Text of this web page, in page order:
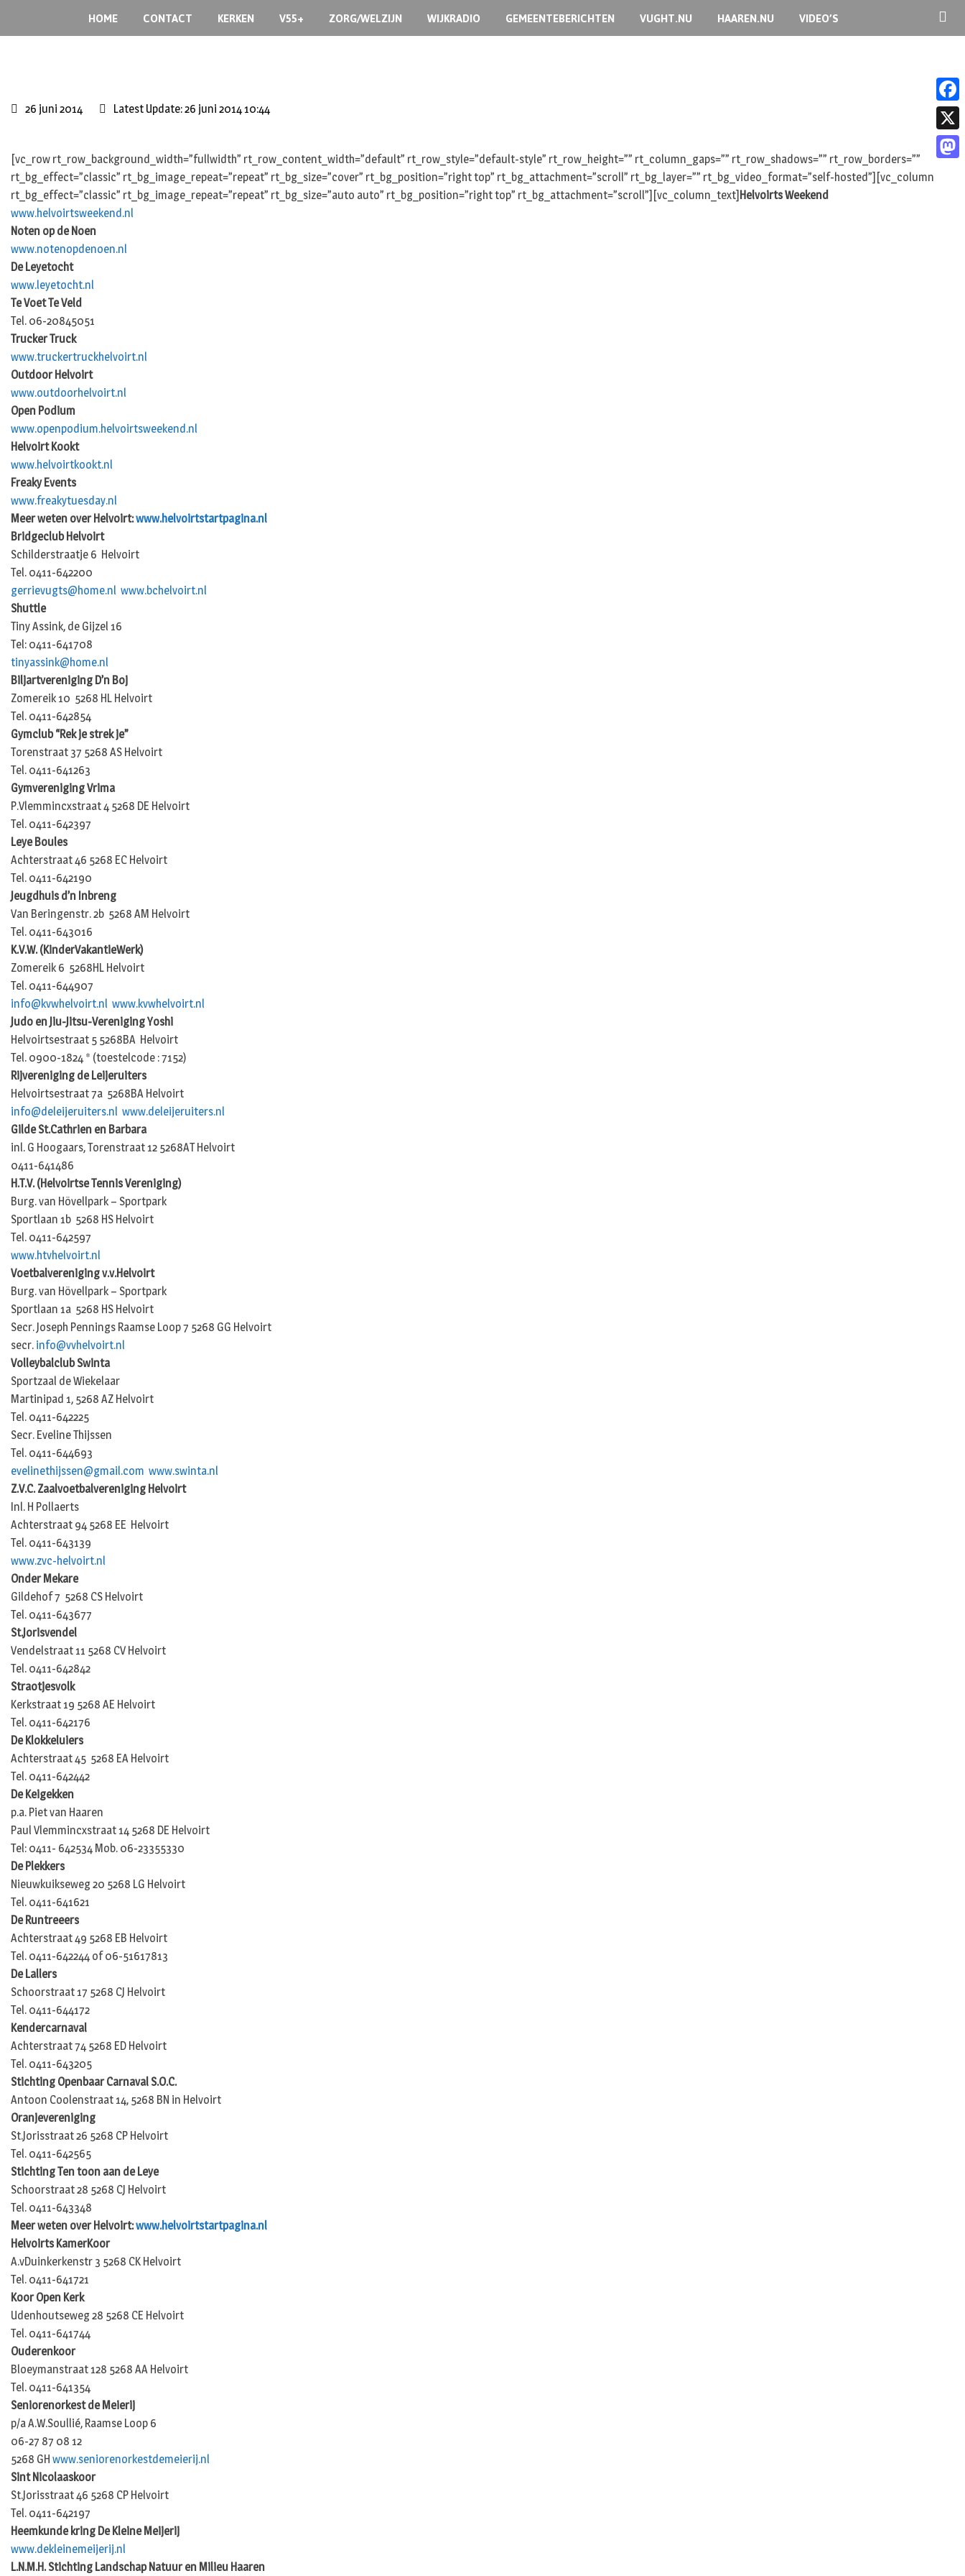
HOME CONTACT KERKEN V55+ ZORG/WELZIJN WIJKRADIO GEMEENTEBERICHTEN VUGHT.NU HAAREN.NU VIDEO’S
26 juni 2014 Latest Update: 26 juni 2014 10:44
[vc_row rt_row_background_width=”fullwidth” rt_row_content_width=”default” rt_row_style=”default-style” rt_row_height=”” rt_column_gaps=”” rt_row_shadows=”” rt_row_borders=””
rt_bg_effect=”classic” rt_bg_image_repeat=”repeat” rt_bg_size=”cover” rt_bg_position=”right top” rt_bg_attachment=”scroll” rt_bg_layer=”” rt_bg_video_format=”self-hosted”][vc_column
rt_bg_effect=”classic” rt_bg_image_repeat=”repeat” rt_bg_size=”auto auto” rt_bg_position=”right top” rt_bg_attachment=”scroll”][vc_column_text] Helvoirts Weekend
www.helvoirtsweekend.nl
Noten op de Noen
www.notenopdenoen.nl
De Leyetocht
www.leyetocht.nl
Te Voet Te Veld
Tel. 06-20845051
Trucker Truck
www.truckertruckhelvoirt.nl
Outdoor Helvoirt
www.outdoorhelvoirt.nl
Open Podium
www.openpodium.helvoirtsweekend.nl
Helvoirt Kookt
www.helvoirtkookt.nl
Freaky Events
www.freakytuesday.nl
Meer weten over Helvoirt:www.helvoirtstartpagina.nl
Bridgeclub Helvoirt
Schilderstraatje 6 Helvoirt
Tel. 0411-642200
gerrievugts@home.nl www.bchelvoirt.nl
Shuttle
Tiny Assink, de Gijzel 16
Tel: 0411-641708
tinyassink@home.nl
Biljartvereniging D’n Boj
Zomereik 10 5268 HL Helvoirt
Tel. 0411-642854
Gymclub “Rek je strek je”
Torenstraat 37 5268 AS Helvoirt
Tel. 0411-641263
Gymvereniging Vrima
P.Vlemmincxstraat 4 5268 DE Helvoirt
Tel. 0411-642397
Leye Boules
Achterstraat 46 5268 EC Helvoirt
Tel. 0411-642190
Jeugdhuis d’n Inbreng
Van Beringenstr. 2b 5268 AM Helvoirt
Tel. 0411-643016
K.V.W. (KinderVakantieWerk)
Zomereik 6 5268HL Helvoirt
Tel. 0411-644907
info@kvwhelvoirt.nl www.kvwhelvoirt.nl
Judo en Jiu-Jitsu-Vereniging Yoshi
Helvoirtsestraat 5 5268BA Helvoirt
Tel. 0900-1824 * (toestelcode : 7152)
Rijvereniging de Leijeruiters
Helvoirtsestraat 7a 5268BA Helvoirt
info@deleijeruiters.nl www.deleijeruiters.nl
Gilde St.Cathrien en Barbara
inl. G Hoogaars, Torenstraat 12 5268AT Helvoirt
0411-641486
H.T.V. (Helvoirtse Tennis Vereniging)
Burg. van Hövellpark – Sportpark
Sportlaan 1b 5268 HS Helvoirt
Tel. 0411-642597
www.htvhelvoirt.nl
Voetbalvereniging v.v.Helvoirt
Burg. van Hövellpark – Sportpark
Sportlaan 1a 5268 HS Helvoirt
Secr. Joseph Pennings Raamse Loop 7 5268 GG Helvoirt
secr. info@vvhelvoirt.nl
Volleybalclub Swinta
Sportzaal de Wiekelaar
Martinipad 1, 5268 AZ Helvoirt
Tel. 0411-642225
Secr. Eveline Thijssen
Tel. 0411-644693
evelinethijssen@gmail.com www.swinta.nl
Z.V.C. Zaalvoetbalvereniging Helvoirt
Inl. H Pollaerts
Achterstraat 94 5268 EE Helvoirt
Tel. 0411-643139
www.zvc-helvoirt.nl
Onder Mekare
Gildehof 7 5268 CS Helvoirt
Tel. 0411-643677
St.Jorisvendel
Vendelstraat 11 5268 CV Helvoirt
Tel. 0411-642842
Straotjesvolk
Kerkstraat 19 5268 AE Helvoirt
Tel. 0411-642176
De Klokkeluiers
Achterstraat 45 5268 EA Helvoirt
Tel. 0411-642442
De Keigekken
p.a. Piet van Haaren
Paul Vlemmincxstraat 14 5268 DE Helvoirt
Tel: 0411- 642534 Mob. 06-23355330
De Plekkers
Nieuwkuikseweg 20 5268 LG Helvoirt
Tel. 0411-641621
De Runtreeers
Achterstraat 49 5268 EB Helvoirt
Tel. 0411-642244 of 06-51617813
De Lallers
Schoorstraat 17 5268 CJ Helvoirt
Tel. 0411-644172
Kendercarnaval
Achterstraat 74 5268 ED Helvoirt
Tel. 0411-643205
Stichting Openbaar Carnaval S.O.C.
Antoon Coolenstraat 14, 5268 BN in Helvoirt
Oranjevereniging
St.Jorisstraat 26 5268 CP Helvoirt
Tel. 0411-642565
Stichting Ten toon aan de Leye
Schoorstraat 28 5268 CJ Helvoirt
Tel. 0411-643348
Meer weten over Helvoirt:www.helvoirtstartpagina.nl
Helvoirts KamerKoor
A.vDuinkerkenstr 3 5268 CK Helvoirt
Tel. 0411-641721
Koor Open Kerk
Udenhoutseweg 28 5268 CE Helvoirt
Tel. 0411-641744
Ouderenkoor
Bloeymanstraat 128 5268 AA Helvoirt
Tel. 0411-641354
Seniorenorkest de Meierij
p/a A.W.Soullié, Raamse Loop 6
06-27 87 08 12
5268 GH www.seniorenorkestdemeierij.nl
Sint Nicolaaskoor
St.Jorisstraat 46 5268 CP Helvoirt
Tel. 0411-642197
Heemkunde kring De Kleine Meijerij
www.dekleinemeijerij.nl
L.N.M.H. Stichting Landschap Natuur en Milieu Haaren
F
a
c
X